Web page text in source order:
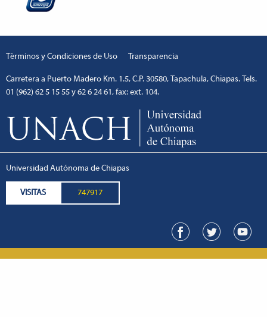
Términos y Condiciones de Uso Transparencia
Carretera a Puerto Madero Km. 1.5, C.P. 30580, Tapachula, Chiapas. Tels.
01 (962) 62 5 15 55 y 62 6 24 61, fax: ext. 104.
Universidad Autónoma de Chiapas
VISITAS 747917